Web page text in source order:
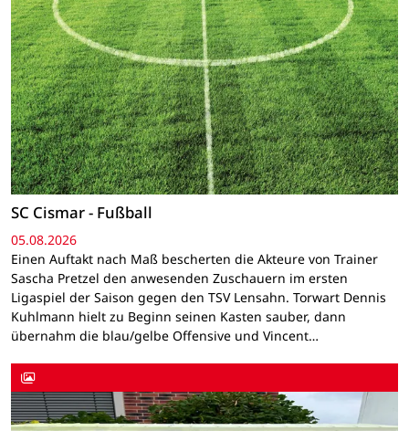
SC Cismar - Fußball
05.08.2026
Einen Auftakt nach Maß bescherten die Akteure von Trainer
Sascha Pretzel den anwesenden Zuschauern im ersten
Ligaspiel der Saison gegen den TSV Lensahn. Torwart Dennis
Kuhlmann hielt zu Beginn seinen Kasten sauber, dann
übernahm die blau/gelbe Offensive und Vincent…